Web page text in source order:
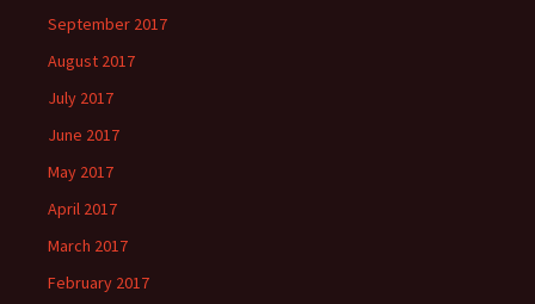
September 2017
August 2017
July 2017
June 2017
May 2017
April 2017
March 2017
February 2017